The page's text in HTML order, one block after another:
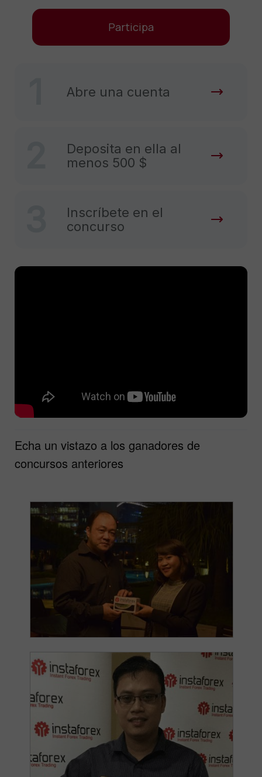
Participa
Abre una cuenta
Deposita en ella al
menos 500 $
Inscríbete en el
concurso
Echa un vistazo a los ganadores de
concursos anteriores